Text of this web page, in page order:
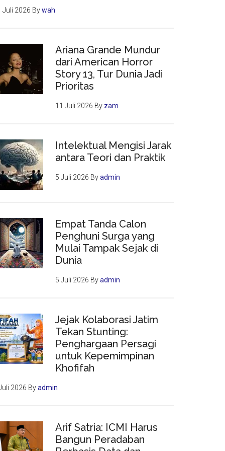
Juli 2026 Bywah
Ariana Grande Mundur
dari American Horror
Story 13, Tur Dunia Jadi
Prioritas
11 Juli 2026 By zam
Intelektual Mengisi Jarak
antara Teori dan Praktik
5 Juli 2026 Byadmin
Empat Tanda Calon
Penghuni Surga yang
Mulai Tampak Sejak di
Dunia
5 Juli 2026 Byadmin
Jejak Kolaborasi Jatim
Tekan Stunting:
Penghargaan Persagi
untuk Kepemimpinan
Khofifah
2026 Byadmin
Arif Satria: ICMI Harus
Bangun Peradaban